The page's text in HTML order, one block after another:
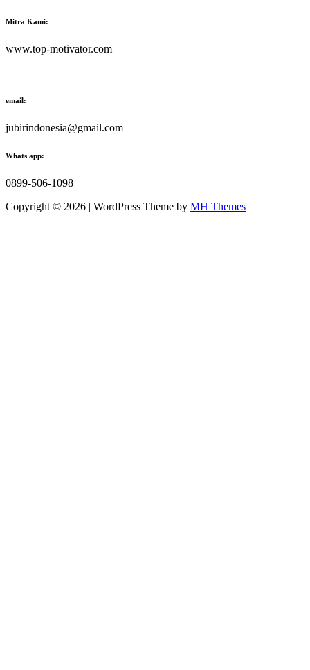
Mitra Kami:
www.top-motivator.com
email:
jubirindonesia@gmail.com
Whats app:
0899-506-1098
Copyright © 2026 | WordPress Theme by MH Themes